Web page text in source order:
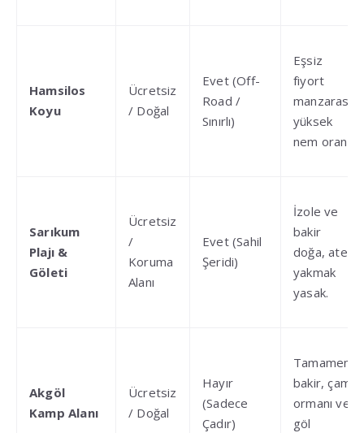
Hamsilos
Koyu
Ücretsiz
/ Doğal
Evet (Off-
Road /
Sınırlı)
Eşsiz
fiyort
manzarası,
yüksek
nem oranı
Sarıkum
Plajı &
Göleti
Ücretsiz
/
Koruma
Alanı
Evet (Sahil
Şeridi)
İzole ve
bakir
doğa, ateş
yakmak
yasak.
Akgöl
Kamp Alanı
Ücretsiz
/ Doğal
Hayır
(Sadece
Çadır)
Tamamen
bakir, çam
ormanı ve
göl